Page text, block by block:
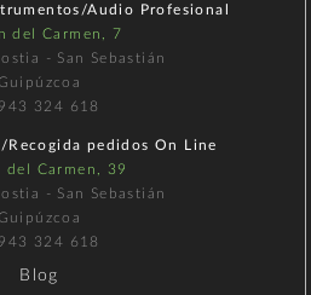
Audio Profesional
del Carmen, 7
- San Sebastián
943 324 618
pedidos On Line
del Carmen, 39
- San Sebastián
943 324 618
Blog